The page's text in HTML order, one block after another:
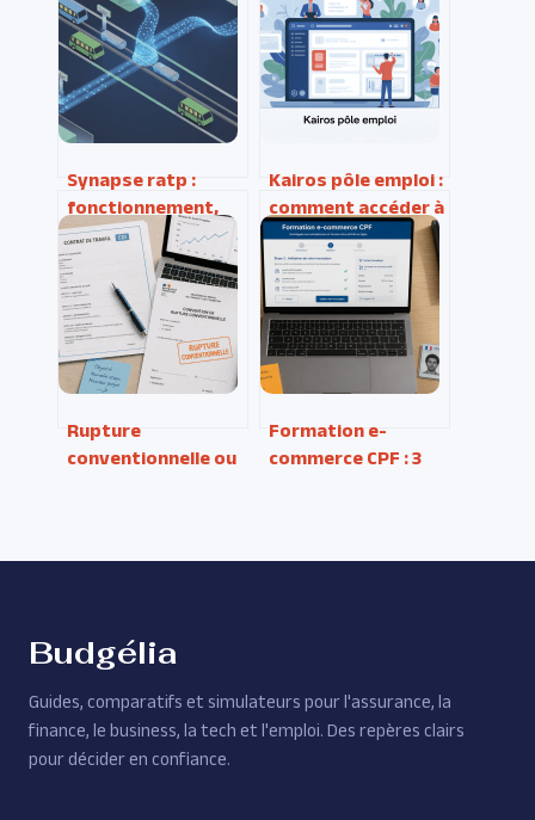
Synapse ratp :
fonctionnement,
accès et usages
pour mieux
s’orienter
Kairos pôle emploi :
comment accéder à
la plateforme et
éviter les blocages
Rupture
conventionnelle ou
lancer votre
Formation e-
commerce CPF : 3
votre boutique
Budgélia
Guides, comparatifs et simulateurs pour l'assurance, la
finance, le business, la tech et l'emploi. Des repères clairs
pour décider en confiance.